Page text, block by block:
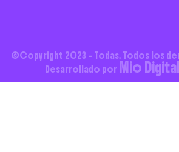
©Copyright 2023 - Todas. Todos los
Desarrollado por Mio